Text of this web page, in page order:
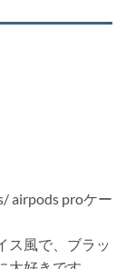
airpods proケー
ス風で、ブラッ